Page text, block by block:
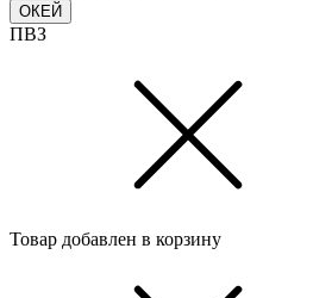
ОКЕЙ
ПВЗ
Товар добавлен в корзину